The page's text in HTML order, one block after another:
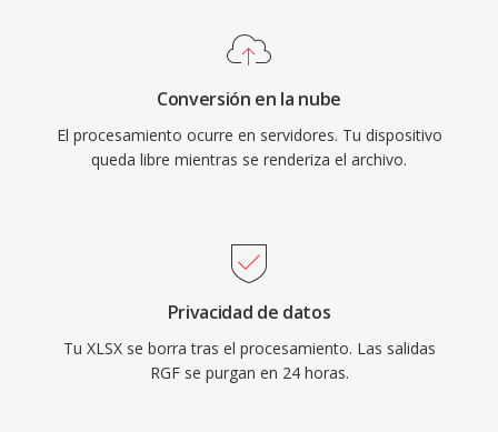
Conversión en la nube
El procesamiento ocurre en servidores. Tu dispositivo
queda libre mientras se renderiza el archivo.
Privacidad de datos
Tu XLSX se borra tras el procesamiento. Las salidas
RGF se purgan en 24 horas.